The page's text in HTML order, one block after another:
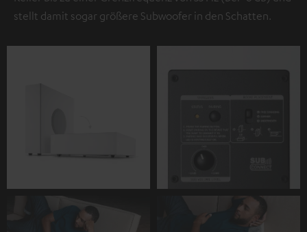
stellt damit sogar größere Subwoofer in den Schatten.